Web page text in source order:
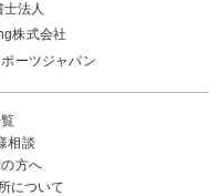
法人
株式会社
ーツジャパン
相談
の方へ
について